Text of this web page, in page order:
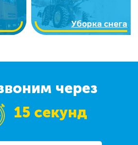
Уборка снега
через
15 секунд